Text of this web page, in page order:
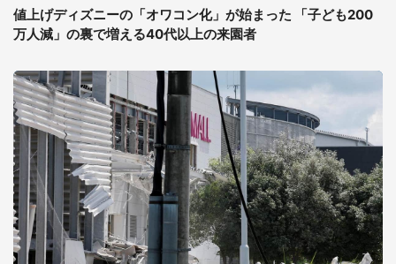
値上げディズニーの「オワコン化」が始まった 「子ども200
万人減」の裏で増える40代以上の来園者